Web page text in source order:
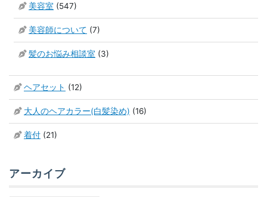
美容室 (547)
美容師について (7)
髪のお悩み相談室 (3)
ヘアセット (12)
大人のヘアカラー(白髪染め) (16)
着付 (21)
アーカイブ